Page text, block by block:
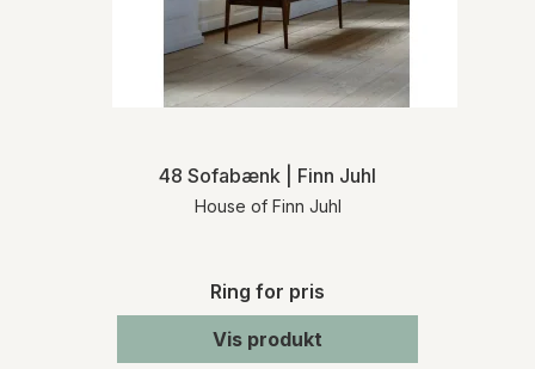
48 Sofabænk | Finn Juhl
House of Finn Juhl
Ring for pris
Vis produkt